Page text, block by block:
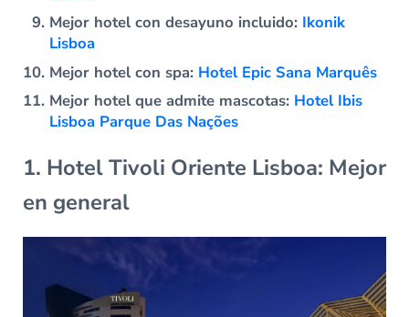
Mejor hotel con desayuno incluido: Ikonik
Lisboa
Mejor hotel con spa: Hotel Epic Sana Marquês
Mejor hotel que admite mascotas: Hotel Ibis
Lisboa Parque Das Nações
1. Hotel Tivoli Oriente Lisboa: Mejor
en general